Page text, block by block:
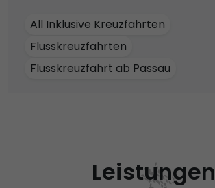
All Inklusive Kreuzfahrten
Flusskreuzfahrten
Flusskreuzfahrt ab Passau
Leistungen